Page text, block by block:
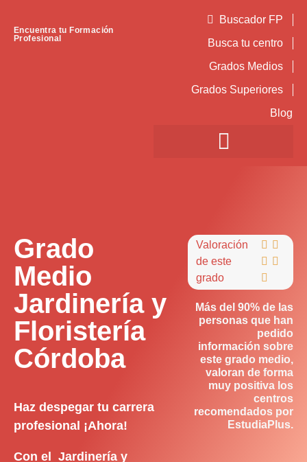
Encuentra tu Formación
Profesional
Buscador FP
Busca tu centro
Grados Medios
Grados Superiores
Blog
Grado
Medio
Jardinería y
Floristería
Córdoba
Haz despegar tu carrera
profesional ¡Ahora!
Con el Jardinería y
Valoración
de este
grado
 
 

Más del 90% de las
personas que han
pedido
información sobre
este grado medio,
valoran de forma
muy positiva los
centros
recomendados por
EstudiaPlus.